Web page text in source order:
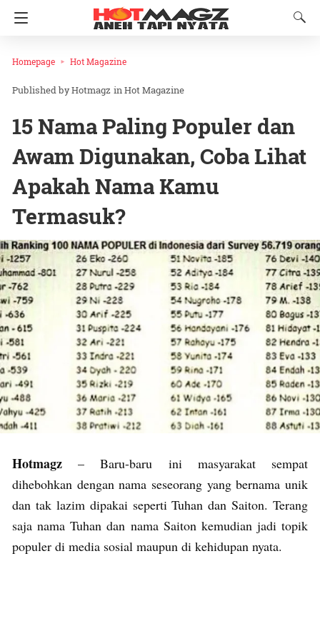
Homepage Hot Magazine
Hotmagz inHot Magazine
15 Nama Paling Populer dan
Awam Digunakan, Coba Lihat
Apakah Nama Kamu
Termasuk?
Hotmagz – Baru-baru ini masyarakat sempat
dihebohkan dengan nama seseorang yang bernama unik
dan tak lazim dipakai seperti Tuhan dan Saiton. Terang
saja nama Tuhan dan nama Saiton kemudian jadi topik
populer di media sosial maupun di kehidupan nyata.